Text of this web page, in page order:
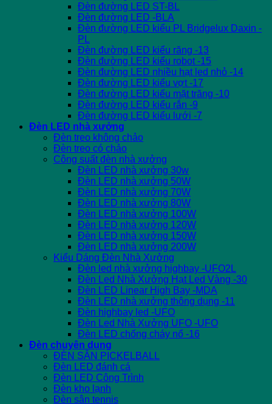
Đèn đường LED ST-BL
Đèn đường LED -BLA
Đèn đường LED kiểu PL Bridgelux Daxin -
PL
Đèn đường LED kiểu răng -13
Đèn đường LED kiểu robot -15
Đèn đường LED nhiều hạt led nhỏ -14
Đèn đường LED kiểu vợt -17
Đèn đường LED kiểu mặt trăng -10
Đèn đường LED kiểu rắn -9
Đèn đường LED kiểu lưới -7
Đèn LED nhà xưởng
Đèn treo không chảo
Đèn treo có chảo
Công suất đèn nhà xưởng
Đèn LED nhà xưởng 30w
Đèn LED nhà xưởng 50W
Đèn LED nhà xưởng 70W
Đèn LED nhà xưởng 80W
Đèn LED nhà xưởng 100W
Đèn LED nhà xưởng 120W
Đèn LED nhà xưởng 150W
Đèn LED nhà xưởng 200W
Kiểu Dáng Đèn Nhà Xưởng
Đèn led nhà xưởng highbay -UFO2L
Đèn Led Nhà Xưởng Hạt Led Vàng -30
Đèn LED Linear High Bay -MDA
Đèn LED nhà xưởng thông dụng -11
Đèn highbay led -UFO
Đèn Led Nhà Xưởng UFO -UFO
Đèn LED chống cháy nổ -16
Đèn chuyên dụng
ĐÈN SÂN PICKELBALL
Đèn LED đánh cá
Đèn LED Công Trình
Đèn kho lạnh
Đèn sân tennis